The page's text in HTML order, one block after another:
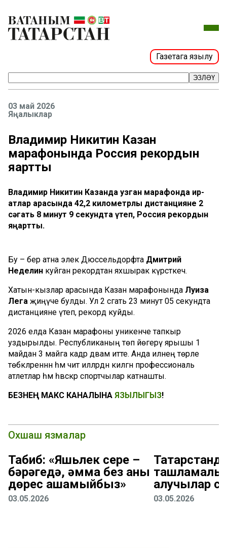
Газетага язылу
ЭЗЛӘҮ
03 май 2026
Яңалыклар
Владимир Никитин Казан
марафонында Россия рекордын
яңартты
Владимир Никитин Казанда узган марафонда ир-
атлар арасында 42,2 километрлы дистанцияне 2
сәгать 8 минут 9 секундта үтеп, Россия рекордын
яңартты.
Бу – бер атна элек Дюссельдорфта Дмитрий
Неделин куйган рекордтан яхшырак күрсәткеч.
Хатын-кызлар арасында Казан марафонында Луиза
Лега җиңүче булды. Ул 2 сәгать 23 минут 05 секундта
дистанцияне үтеп, рекорд куйды.
2026 елда Казан марафоны уникенче тапкыр
уздырылды. Республиканың төп йөгерү ярышы 1
майдан 3 майга кадәр дәвам итте. Анда илнең төрле
төбәкләреннән һәм чит илләрдән килгән профессиональ
атлетлар һәм һәвәскәр спортчылар катнашты.
БЕЗНЕҢ МАКС КАНАЛЫНА ЯЗЫЛЫГЫЗ!
Охшаш язмалар
Табиб: «Яшьлек сере –
бәрәңгедә, әмма без аны
дөрес ашамыйбыз»
03.05.2026
ташламалы
алучылар
03.05.2026